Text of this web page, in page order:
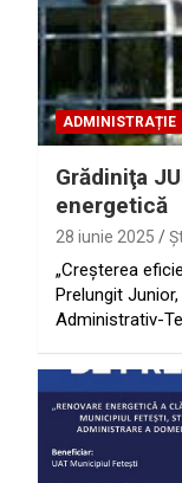
ADMINISTRAȚIE
Grădiniţa
energetică
28 iunie 2025
„Creșterea
Prelungit
Administrativ-